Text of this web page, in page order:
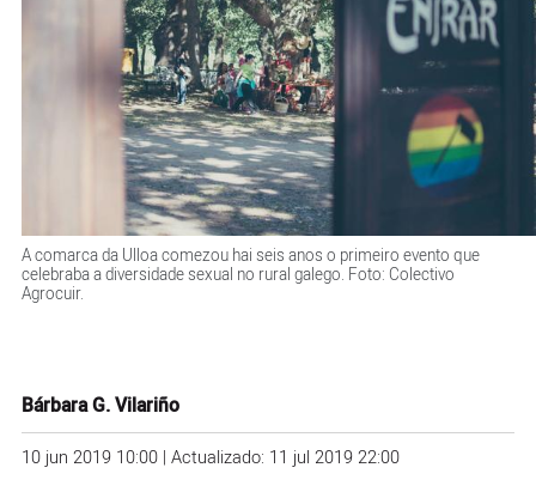
A comarca da Ulloa comezou hai seis anos o primeiro evento que
celebraba a diversidade sexual no rural galego. Foto: Colectivo
Agrocuir.
Bárbara G. Vilariño
10 jun 2019 10:00 | Actualizado: 11 jul 2019 22:00